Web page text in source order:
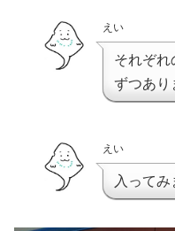
えい
それぞれ
ずつあり
えい
入ってみ